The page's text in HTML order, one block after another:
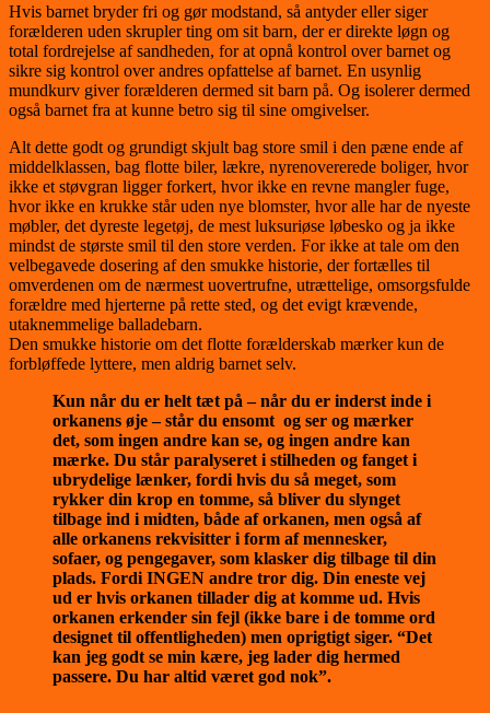
Hvis barnet bryder fri og gør modstand, så antyder eller siger
forælderen uden skrupler ting om sit barn, der er direkte løgn og
total fordrejelse af sandheden, for at opnå kontrol over barnet og
sikre sig kontrol over andres opfattelse af barnet. En usynlig
mundkurv giver forælderen dermed sit barn på. Og isolerer dermed
også barnet fra at kunne betro sig til sine omgivelser.
Alt dette godt og grundigt skjult bag store smil i den pæne ende af
middelklassen, bag flotte biler, lækre, nyrenovererede boliger, hvor
ikke et støvgran ligger forkert, hvor ikke en revne mangler fuge,
hvor ikke en krukke står uden nye blomster, hvor alle har de nyeste
møbler, det dyreste legetøj, de mest luksuriøse løbesko og ja ikke
mindst de største smil til den store verden. For ikke at tale om den
velbegavede dosering af den smukke historie, der fortælles til
omverdenen om de nærmest uovertrufne, utrættelige, omsorgsfulde
forældre med hjerterne på rette sted, og det evigt krævende,
utaknemmelige balladebarn.
Den smukke historie om det flotte forælderskab mærker kun de
forbløffede lyttere, men aldrig barnet selv.
Kun når du er helt tæt på – når du er inderst inde i
orkanens øje – står du ensomt og ser og mærker
det, som ingen andre kan se, og ingen andre kan
mærke. Du står paralyseret i stilheden og fanget i
ubrydelige lænker, fordi hvis du så meget, som
rykker din krop en tomme, så bliver du slynget
tilbage ind i midten, både af orkanen, men også af
alle orkanens rekvisitter i form af mennesker,
sofaer, og pengegaver, som klasker dig tilbage til din
plads. Fordi INGEN andre tror dig. Din eneste vej
ud er hvis orkanen tillader dig at komme ud. Hvis
orkanen erkender sin fejl (ikke bare i de tomme ord
designet til offentligheden) men oprigtigt siger. “Det
kan jeg godt se min kære, jeg lader dig hermed
passere. Du har altid været god nok”.